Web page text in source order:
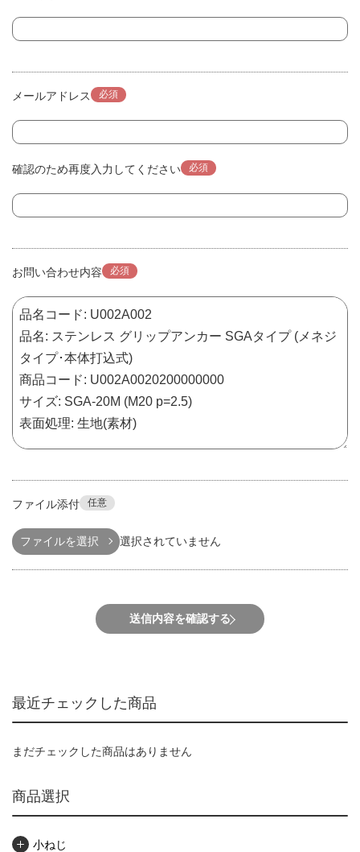
メールアドレス 必須
確認のため再度入力してください 必須
お問い合わせ内容 必須
ファイル添付 任意
ファイルを選択 選択されていません
送信内容を確認する
最近チェックした商品
まだチェックした商品はありません
商品選択
小ねじ